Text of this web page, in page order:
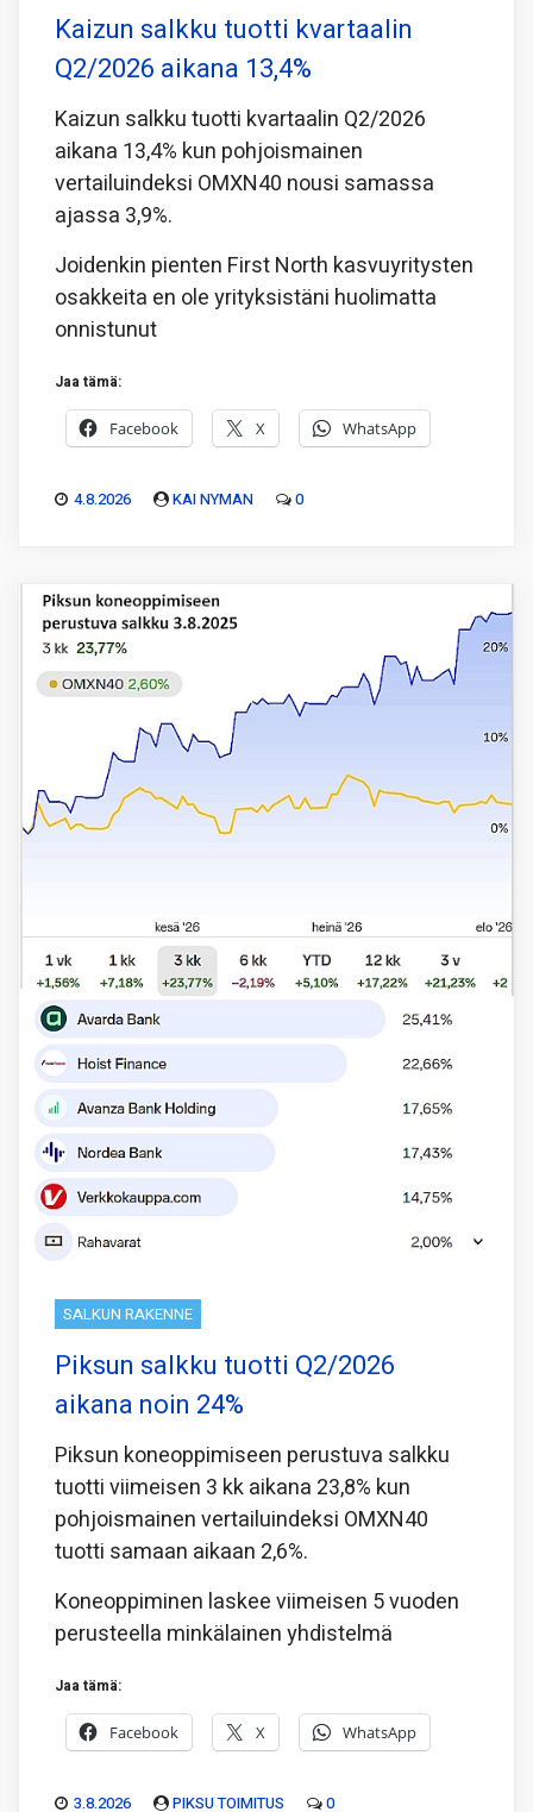
Kaizun salkku tuotti kvartaalin
Q2/2026 aikana 13,4%
Kaizun salkku tuotti kvartaalin Q2/2026
aikana 13,4% kun pohjoismainen
vertailuindeksi OMXN40 nousi samassa
ajassa 3,9%.
Joidenkin pienten First North kasvuyritysten
osakkeita en ole yrityksistäni huolimatta
onnistunut
Jaa tämä:
Facebook X WhatsApp
4.8.2026 KAI NYMAN 0
SALKUN RAKENNE
Piksun salkku tuotti Q2/2026
aikana noin 24%
Piksun koneoppimiseen perustuva salkku
tuotti viimeisen 3 kk aikana 23,8% kun
pohjoismainen vertailuindeksi OMXN40
tuotti samaan aikaan 2,6%.
Koneoppiminen laskee viimeisen 5 vuoden
perusteella minkälainen yhdistelmä
Jaa tämä:
Facebook X WhatsApp
3.8.2026 PIKSU TOIMITUS 0